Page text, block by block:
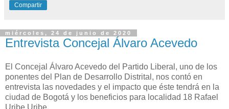
Compartir
miércoles, 24 de junio de 2020
Entrevista Concejal Álvaro Acevedo
El Concejal Álvaro Acevedo del Partido Liberal, uno de los
ponentes del Plan de Desarrollo Distrital, nos contó en
entrevista las novedades y el impacto que éste tendrá en la
ciudad de Bogotá y los beneficios para localidad 18 Rafael